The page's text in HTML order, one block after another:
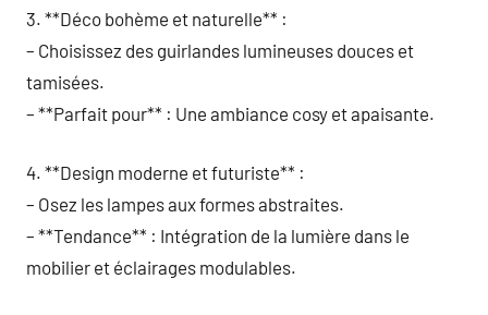
3. **Déco bohème et naturelle** :
– Choisissez des guirlandes lumineuses douces et
tamisées.
– **Parfait pour** : Une ambiance cosy et apaisante.
4. **Design moderne et futuriste** :
– Osez les lampes aux formes abstraites.
– **Tendance** : Intégration de la lumière dans le
mobilier et éclairages modulables.